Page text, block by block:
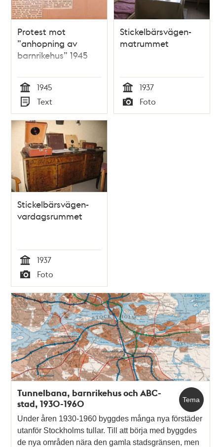
Protest mot
”anhopning av
barnrikehus” 1945
Tid
1945
Typ
Text
Stickelbärsvägen-
matrummet
Tid
1937
Typ
Foto
Stickelbärsvägen-
vardagsrummet
Tid
1937
Typ
Foto
Tema
Tunnelbana, barnrikehus och ABC-
stad, 1930-1960
Under åren 1930-1960 byggdes många nya förstäder
utanför Stockholms tullar. Till att börja med byggdes
de nya områden nära den gamla stadsgränsen, men